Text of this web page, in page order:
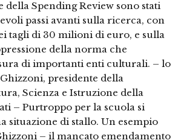
della Spending Review sono stati
passi avanti sulla ricerca, con
tagli di 30 milioni di euro, e sulla
della norma che
di importanti enti culturali. – lo
presidente della
Scienza e Istruzione della
– Purtroppo per la scuola si
situazione di stallo. Un esempio
– il mancato emendamento